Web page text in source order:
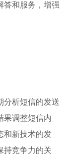
答和服务，增强
分析短信的发送
果调整短信内
和新技术的发
持竞争力的关